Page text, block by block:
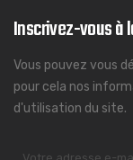
Inscrivez-vous à
Vous pouvez vous
pour cela nos
d'utilisation du site.